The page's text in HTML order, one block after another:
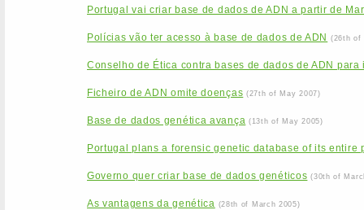
Portugal vai criar base de dados de ADN a partir de
Polícias vão ter acesso à base de dados de ADN (26th of
Conselho de Ética contra bases de dados de ADN
Ficheiro de ADN omite doenças (27th of May 2007)
Base de dados genética avança (13th of May 2005)
Portugal plans a forensic genetic database of its entire
Governo quer criar base de dados genéticos (30th of
As vantagens da genética (28th of March 2005)